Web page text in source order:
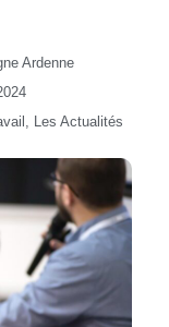
Ardenne
, Les Actualités